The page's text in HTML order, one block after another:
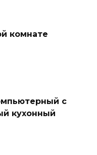
комнате
с
кухонный